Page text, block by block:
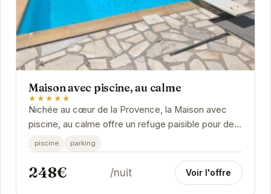
Maison avec piscine, au calme
★★★★★
Nichée au cœur de la Provence, la Maison avec
piscine, au calme offre un refuge paisible pour des
vacances inoubliables.
piscine parking
248€ /nuit Voir l'offre